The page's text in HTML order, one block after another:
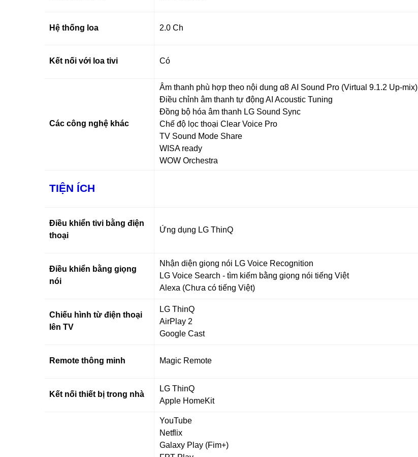
Hệ thống loa 2.0 Ch
Kết nối với loa tivi Có
Các công nghệ khác
Âm thanh phù hợp theo nội dung α8 AI Sound Pro (Virtual 9.1.2 Up-mix)
Điều chỉnh âm thanh tự động AI Acoustic Tuning
Đồng bộ hóa âm thanh LG Sound Sync
Chế độ lọc thoại Clear Voice Pro
TV Sound Mode Share
WISA ready
WOW Orchestra
TIỆN ÍCH
Điều khiển tivi bằng điện
thoại
Ứng dụng LG ThinQ
Điều khiển bằng giọng
nói
Nhận diện giọng nói LG Voice Recognition
LG Voice Search - tìm kiếm bằng giọng nói tiếng Việt
Alexa (Chưa có tiếng Việt)
Chiếu hình từ điện thoại
lên TV
LG ThinQ
AirPlay 2
Google Cast
Remote thông minh Magic Remote
Kết nối thiết bị trong nhà
LG ThinQ
Apple HomeKit
YouTube
Netflix
Galaxy Play (Fim+)